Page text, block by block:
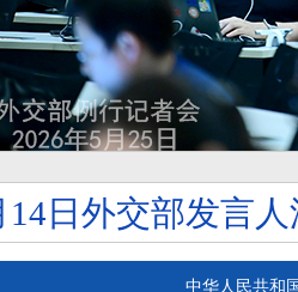
14日外交部发言
中华人民共和